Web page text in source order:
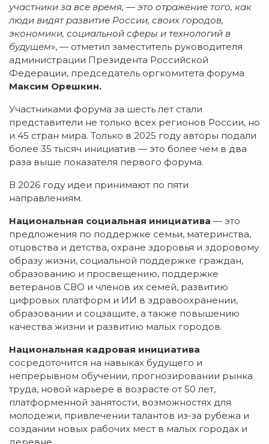
участники за все время, — это отражение того, как
люди видят развитие России, своих городов,
экономики, социальной сферы и технологий в
будущем», — отметил заместитель руководителя
администрации Президента Российской
Федерации, председатель оргкомитета форума
Максим Орешкин.
Участниками форума за шесть лет стали
представители не только всех регионов России, но
и 45 стран мира. Только в 2025 году авторы подали
более 35 тысяч инициатив — это более чем в два
раза выше показателя первого форума.
В 2026 году идеи принимают по пяти
направлениям.
Национальная социальная инициатива — это
предложения по поддержке семьи, материнства,
отцовства и детства, охране здоровья и здоровому
образу жизни, социальной поддержке граждан,
образованию и просвещению, поддержке
ветеранов СВО и членов их семей, развитию
цифровых платформ и ИИ в здравоохранении,
образовании и соцзащите, а также повышению
качества жизни и развитию малых городов.
Национальная кадровая инициатива
сосредоточится на навыках будущего и
непрерывном обучении, прогнозировании рынка
труда, новой карьере в возрасте от 50 лет,
платформенной занятости, возможностях для
молодежи, привлечении талантов из-за рубежа и
создании новых рабочих мест в малых городах и
деревне.